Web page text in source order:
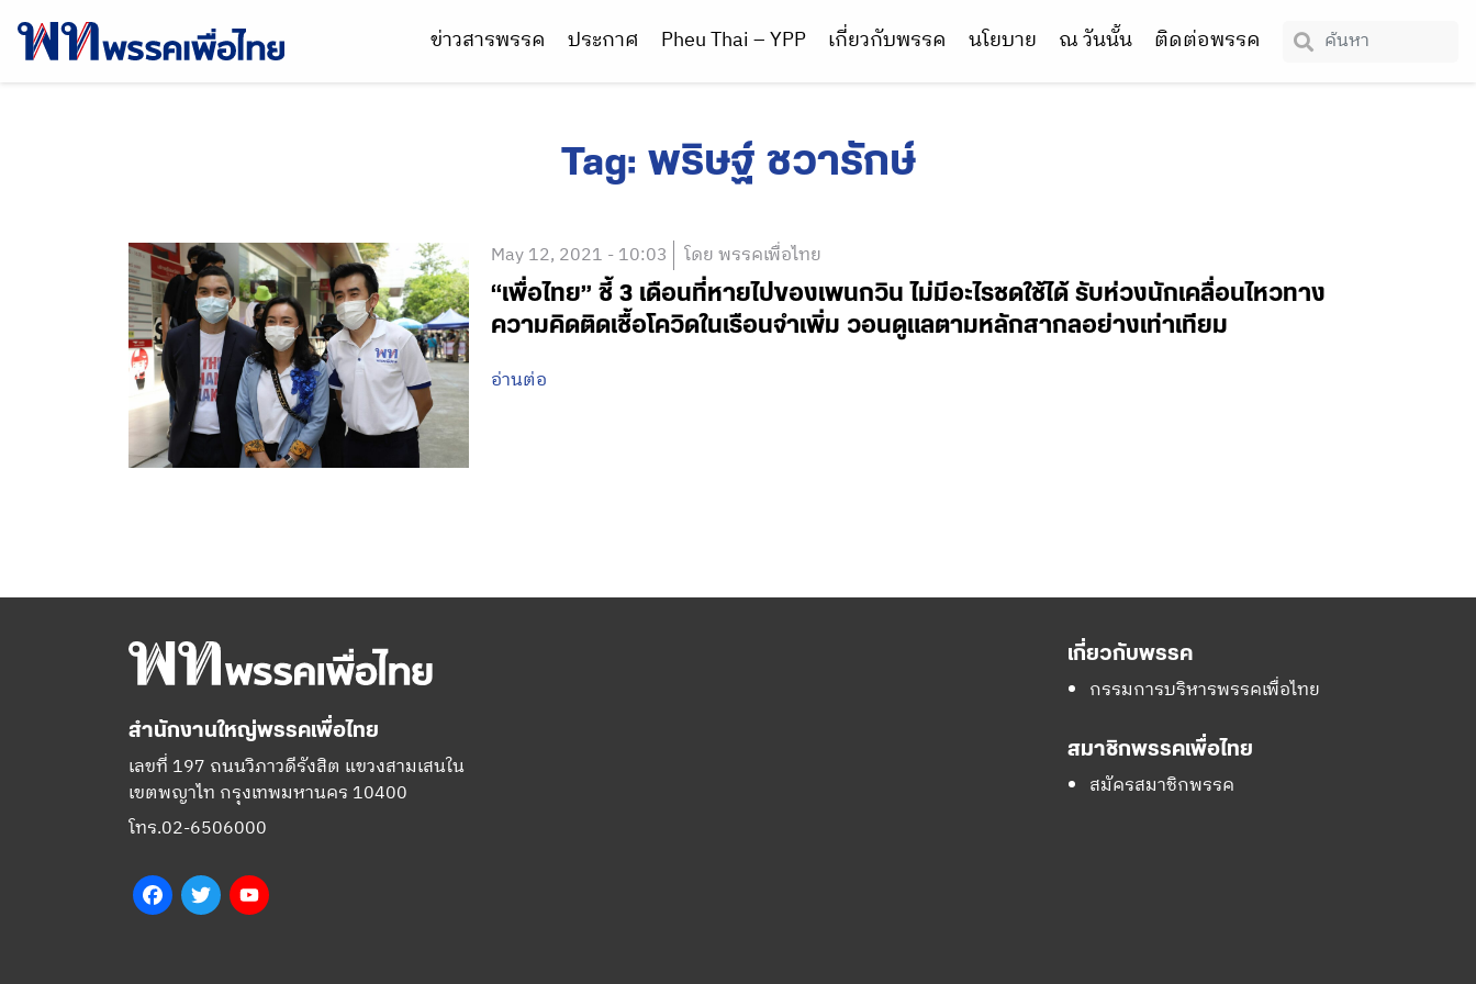
ข่าวสารพรรค ประกาศ Pheu Thai – YPP เกี่ยวกับพรรค นโยบาย ณ วันนั้น ติดต่อพรรค
Tag: พริษฐ์ ชวารักษ์
May 12, 2021 - 10:03 โดย พรรคเพื่อไทย
“เพื่อไทย” ชี้ 3 เดือนที่หายไปของเพนกวิน ไม่มีอะไรชดใช้ได้ รับห่วงนักเคลื่อนไหวทาง
ความคิดติดเชื้อโควิดในเรือนจำเพิ่ม วอนดูแลตามหลักสากลอย่างเท่าเทียม
อ่านต่อ
สำนักงานใหญ่พรรคเพื่อไทย
เลขที่ 197 ถนนวิภาวดีรังสิต แขวงสามเสนใน
เขตพญาไท กรุงเทพมหานคร 10400
โทร.02-6506000
FacebookTwitter
เกี่ยวกับพรรค
กรรมการบริหารพรรคเพื่อไทย
สมาชิกพรรคเพื่อไทย
สมัครสมาชิกพรรค